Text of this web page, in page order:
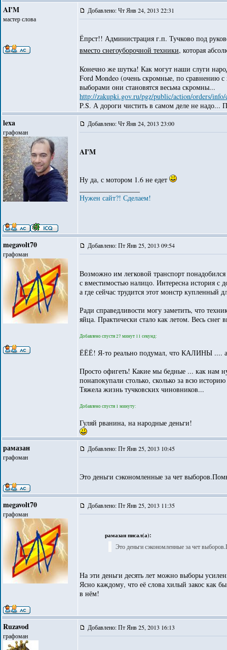
AI'M
мастер слова
Добавлено: Чт Янв 24, 2013 22:31
Ёпрст!! Администрация г.п. Тучково под
вместо снегоуборочной техники, которая
Конечно же шутка! Как могут наши слуги
Ford Mondeo (очень скромные, по сравнению
выборами они становятся весьма скромны...
http://zakupki.gov.ru/pgz/public/action/orders/
P.S. А дороги чистить в самом деле не надо...
lexa
графоман
Добавлено: Чт Янв 24, 2013 23:00
AI'M
Ну да, с мотором 1.6 не едет
Нужен сайт?! Сделаем!
megavolt70
графоман
Добавлено: Пт Янв 25, 2013 09:54
Возможно им легковой транспорт
с вместимостью налицо. Интересна история с
а где сейчас трудится этот монстр купленный
Ради справедливости могу заметить, что
яйца. Практически стало как летом. Весь снег
Добавлено спустя 27 минут 11 секунд:
ЁЁЁ! Я-то реально подумал, что КАЛИНЫ ....
Просто офигеть! Какие мы бедные ... как нам
понапокупали столько, сколько за всю
Тяжела жизнь тучковских чиновников...
Добавлено спустя 1 минуту:
Гуляй рванина, на народные деньги!
рамазан
графоман
Добавлено: Пт Янв 25, 2013 10:45
Это деньги сэкономленные за чет
megavolt70
графоман
Добавлено: Пт Янв 25, 2013 11:35
рамазан писал(а):
Это деньги сэкономленные за чет
На эти деньги десять лет можно выборы
Ясно каждому, что её слова хилый закос как
в нём!
Ruzavod
графоман
Добавлено: Пт Янв 25, 2013 16:13